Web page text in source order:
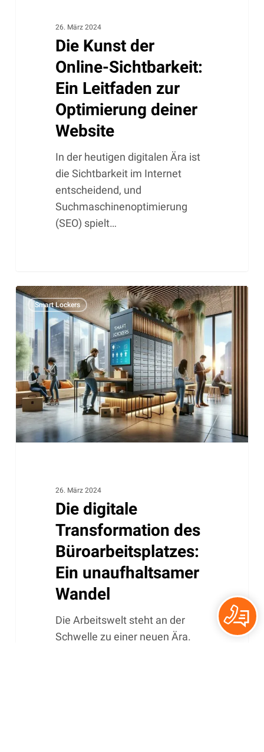
26. März 2024
Die Kunst der
Online-Sichtbarkeit:
Ein Leitfaden zur
Optimierung deiner
Website
In der heutigen digitalen Ära ist
die Sichtbarkeit im Internet
entscheidend, und
Suchmaschinenoptimierung
(SEO) spielt…
Die
digitale
Transformation
des
Büroarbeitsplatzes:
Ein
unaufhaltsamer
Wandel
Smart Lockers
26. März 2024
Die digitale
Transformation des
Büroarbeitsplatzes:
Ein unaufhaltsamer
Wandel
Die Arbeitswelt steht an der
Schwelle zu einer neuen Ära.